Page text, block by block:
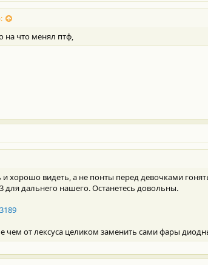
на что менял птф,
и хорошо видеть, а не понты перед девочками
дальнего нашего. Останетесь довольны.
чем от лексуса целиком заменить сами фары